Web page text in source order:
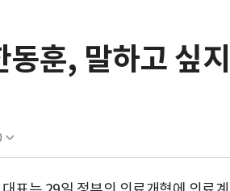
훈, 말하고 싶